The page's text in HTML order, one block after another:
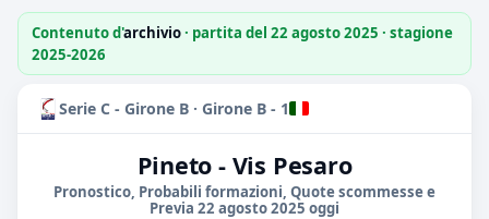
Contenuto d'archivio· partita del 22 agosto 2025 · stagione
2025-2026
Serie C - Girone B · Girone B - 1
Pineto - Vis Pesaro
Pronostico, Probabili formazioni, Quote scommesse e
Previa 22 agosto 2025 oggi